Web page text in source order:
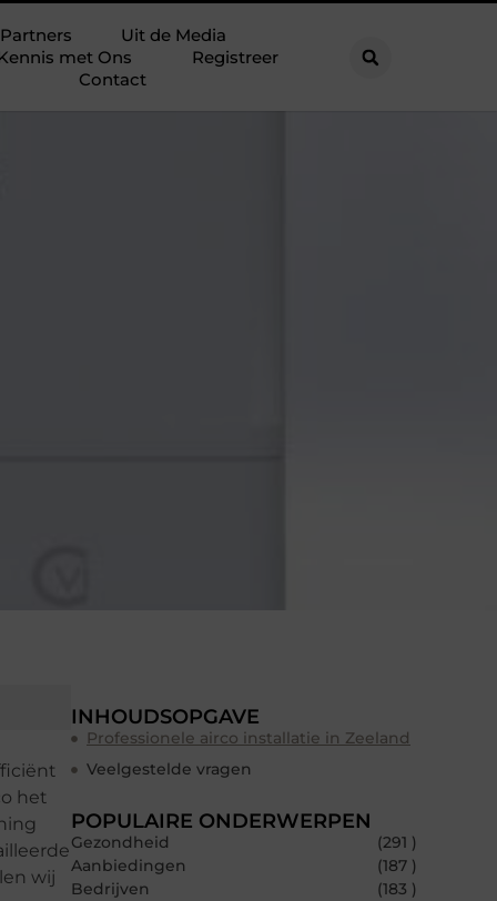
Partners
Uit de Media
met Ons
Registreer
Contact
het
wij
INHOUDSOPGAVE
Professionele airco installatie in Zeeland
Veelgestelde vragen
POPULAIRE ONDERWERPEN
Gezondheid
(291 )
Aanbiedingen
(187 )
Bedrijven
(183 )